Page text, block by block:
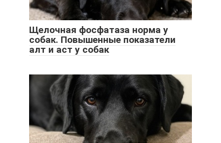
Щелочная фосфатаза норма у
собак. Повышенные показатели
алт и аст у собак